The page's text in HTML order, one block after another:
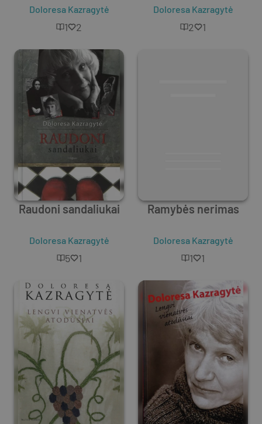
Doloresa Kazragytė
1 2
Doloresa Kazragytė
2 1
Raudoni sandaliukai
Doloresa Kazragytė
5 1
Ramybės nerimas
Doloresa Kazragytė
1 1